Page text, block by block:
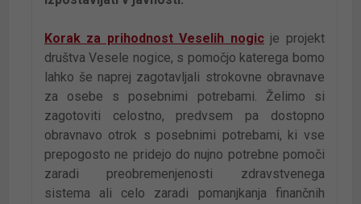
Korak za prihodnost Veselih nogicje projekt
društva Vesele nogice, s pomočjo katerega bomo
lahko še naprej zagotavljali strokovne obravnave
za osebe s posebnimi potrebami. Želimo si
zagotoviti celostno, predvsem pa dostopno
obravnavo otrok s posebnimi potrebami, ki vse
prepogosto ne pridejo do nujno potrebne pomoči
zaradi preobremenjenosti zdravstvenega
sistema ali celo zaradi pomanjkanja finančnih